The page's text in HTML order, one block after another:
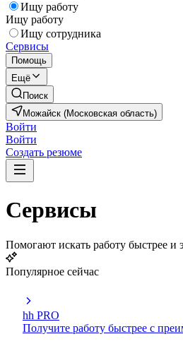
Ищу работу
Ищу работу
Ищу сотрудника
Сервисы
Помощь
Ещё
Поиск
Можайск (Московская область)
Войти
Войти
Создать резюме
Сервисы
Помогают искать работу быстрее и
Популярное сейчас
hh PRO
Получите работу быстрее с